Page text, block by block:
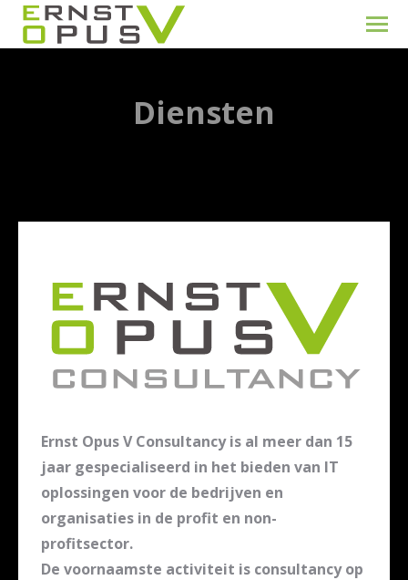
Diensten
Ernst Opus V Consultancy is al meer dan 15
jaar gespecialiseerd in het bieden van IT
oplossingen voor de bedrijven en
organisaties in de profit en non-
profitsector.
De voornaamste activiteit is consultancy op